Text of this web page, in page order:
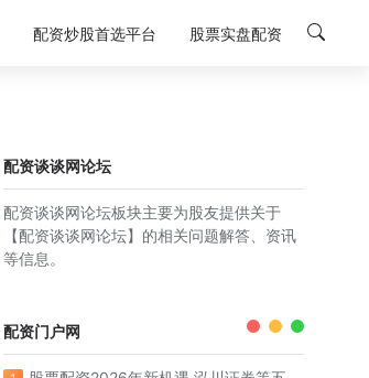
配资炒股首选平台 股票实盘配资
配资谈谈网论坛
配资谈谈网论坛板块主要为股友提供关于
【配资谈谈网论坛】的相关问题解答、资讯
等信息。
配资门户网